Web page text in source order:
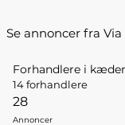
Se annoncer fra
Forhandlere i
14 forhandlere
28
Annoncer